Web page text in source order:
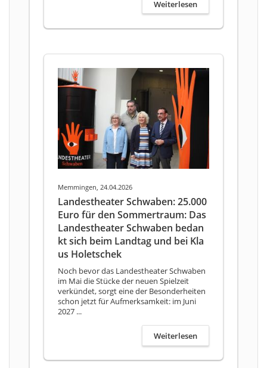
Weiterlesen
Memmingen, 24.04.2026
Landestheater Schwaben: 25.000
Euro für den Sommertraum: Das
Landestheater Schwaben bedan
kt sich beim Landtag und bei Kla
us Holetschek
Noch bevor das Landestheater Schwaben
im Mai die Stücke der neuen Spielzeit
verkündet, sorgt eine der Besonderheiten
schon jetzt für Aufmerksamkeit: im Juni
2027 ...
Weiterlesen